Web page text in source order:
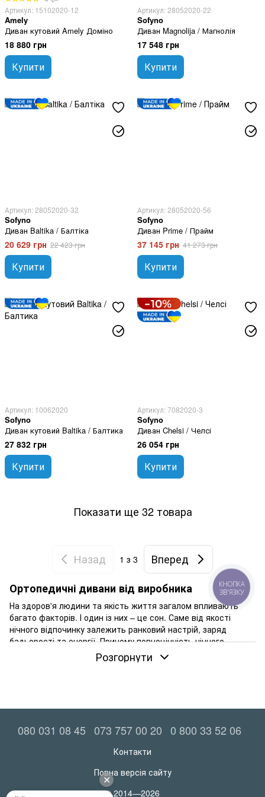
Артикул: 15102020-12
Amely
Диван кутовий Amely Доміно
18 880 грн
Купити
Артикул: 28052020-22
Sofyno
Диван Magnolija / Магнолія
17 548 грн
Купити
Артикул: 28052020-32
Sofyno
Диван Baltika / Балтіка
20 629 грн 22 423 грн
Купити
Артикул: 28052020-56
Sofyno
Диван Prime / Прайм
37 145 грн 41 273 грн
Купити
Артикул: 10062020
Sofyno
Диван кутовий Baltika / Балтика
27 832 грн
Купити
Артикул: 7082020-3
Sofyno
Диван Chelsi / Челсі
26 054 грн
Купити
Показати ще 32 товара
Назад 1 з 3
Вперед
Ортопедичні дивани від виробника
На здоров'я людини та якість життя загалом впливають
багато факторів. І один із них – це сон. Саме від якості
нічного відпочинку залежить ранковий настрій, заряд
бадьорості та енергії. Причому повноцінність нічного
відпочинку безпосередньо визначають характеристики
спального місця. І чудовим вибором із цієї точки зору може
розслабити м'язи. Як результат, відмінне самопочуття та
Переваги ортопедичних диванів
Диван з ортопедичним спальним місцем – це м'які меблі, які
використовуються насамперед для щоденного сну. Як
Розгорнути
080 031 08 45 073 757 00 20 0 800 33 52 06
Контакти
Повна версія сайту
© 2014—2026
КНОПКА
ЗВ'ЯЗКУ